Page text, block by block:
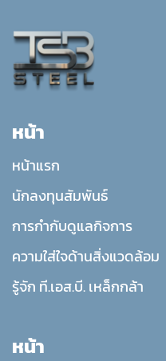
หน้า
หน้าแรก
นักลงทุนสัมพันธ์
การกำกับดูแลกิจการ
ความใส่ใจด้านสิ่งแวดล้อม
รู้จัก ที.เอส.บี. เหล็กกล้า
หน้า